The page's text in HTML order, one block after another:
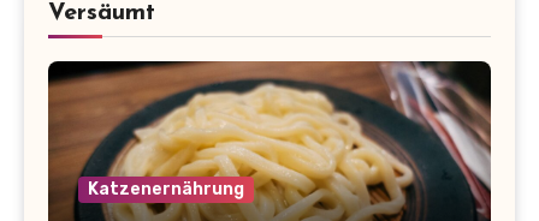
Versäumt
Katzenernährung